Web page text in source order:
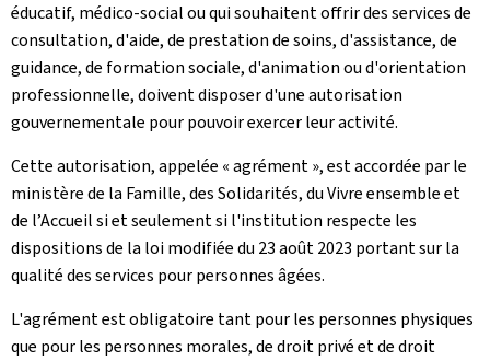
éducatif, médico-social ou qui souhaitent offrir des services de
consultation, d'aide, de prestation de soins, d'assistance, de
guidance, de formation sociale, d'animation ou d'orientation
professionnelle, doivent disposer d'une autorisation
gouvernementale pour pouvoir exercer leur activité.
Cette autorisation, appelée « agrément », est accordée par le
ministère de la Famille, des Solidarités, du Vivre ensemble et
de l’Accueil si et seulement si l'institution respecte les
dispositions de la loi modifiée du 23 août 2023 portant sur la
qualité des services pour personnes âgées.
L'agrément est obligatoire tant pour les personnes physiques
que pour les personnes morales, de droit privé et de droit